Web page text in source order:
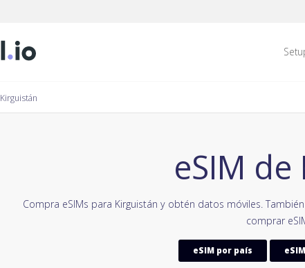
Kirguistán
eSIM
Compra eSIMs para Kirguistán y obtén datos móviles.
comprar
eSIM por país